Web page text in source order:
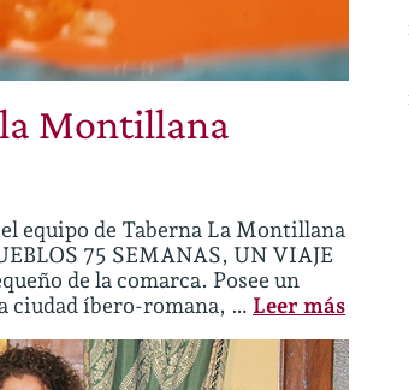
la Montillana
equipo de Taberna La Montillana
75 SEMANAS, UN VIAJE
de la comarca. Posee un
ciudad íbero-romana, … Leer más